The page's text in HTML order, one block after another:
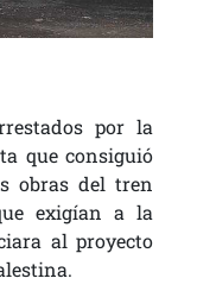
por la
que consiguió
obras del tren
exigían a la
al proyecto